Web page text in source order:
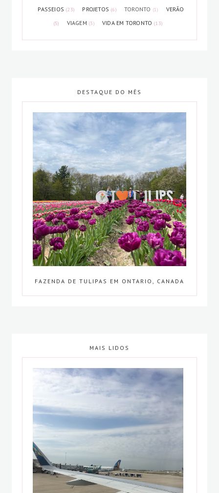
PASSEIOS (23) PROJETOS (6) TORONTO (1) VERÃO
(5) VIAGEM (3) VIDA EM TORONTO (13)
DESTAQUE DO MÊS
FAZENDA DE TULIPAS EM ONTARIO, CANADA
MAIS LIDOS